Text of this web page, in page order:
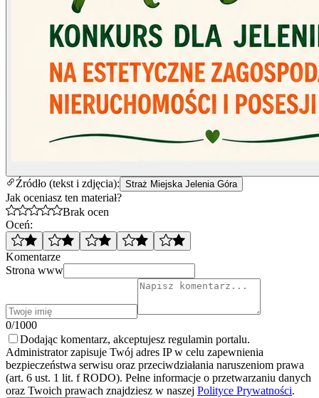
Źródło (tekst i zdjęcia): Straż Miejska Jelenia Góra
Jak oceniasz ten materiał?
Brak ocen
Oceń:
Komentarze
Strona www
0/1000
Dodając komentarz, akceptujesz regulamin portalu.
Administrator zapisuje Twój adres IP w celu zapewnienia
bezpieczeństwa serwisu oraz przeciwdziałania naruszeniom prawa
(art. 6 ust. 1 lit. f RODO). Pełne informacje o przetwarzaniu danych
oraz Twoich prawach znajdziesz w naszej Polityce Prywatności.